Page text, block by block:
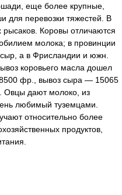
еще более крупные,
для перевозки тяжестей. В
Коровы отличаются
молока; в провинции
а в Фрисландии и южн.
коровьего масла дошел
фр., вывоз сыра — 15065
Овцы дают молоко, из
любимый туземцами.
относительно более
продуктов,